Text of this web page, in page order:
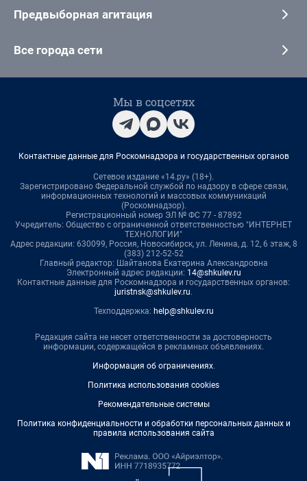
Предвыборная агитация
Все города сети
Мы в соцсетях
Контактные данные для Роскомнадзора и государственных органов
Сетевое издание «14.ру» (18+).
Зарегистрировано Федеральной службой по надзору в сфере связи,
информационных технологий и массовых коммуникаций
(Роскомнадзор).
Регистрационный номер ЭЛ № ФС 77 - 87892
Учредитель: Общество с ограниченной ответственностью "ИНТЕРНЕТ
ТЕХНОЛОГИИ"
Адрес редакции: 630099, Россия, Новосибирск, ул. Ленина, д. 12, 6 этаж, 8
(383) 212-52-52
Главный редактор: Шайтанова Екатерина Александровна
Электронный адрес редакции: 14@shkulev.ru
Контактные данные для Роскомнадзора и государственных органов:
juristnsk@shkulev.ru.
Техподдержка: help@shkulev.ru
Редакция сайта не несет ответственности за достоверность
информации, содержащейся в рекламных объявлениях.
Информация об ограничениях.
Политика использования cookies
Рекомендательные системы
Политика конфиденциальности и обработки персональных данных и
правила использования сайта